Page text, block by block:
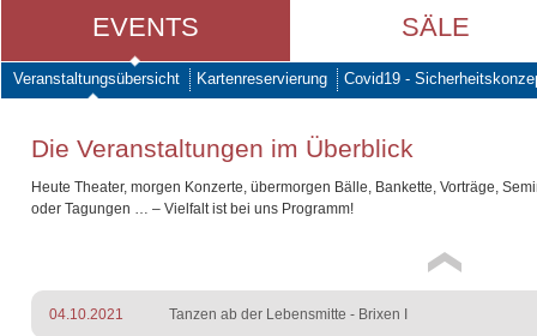
EVENTS SÄLE
Veranstaltungsübersicht Kartenreservierung Covid19 -
Die Veranstaltungen im Überblick
Heute Theater, morgen Konzerte, übermorgen Bälle, Bankette, Vorträge,
oder Tagungen … – Vielfalt ist bei uns Programm!
04.10.2021 Tanzen ab der Lebensmitte - Brixen I